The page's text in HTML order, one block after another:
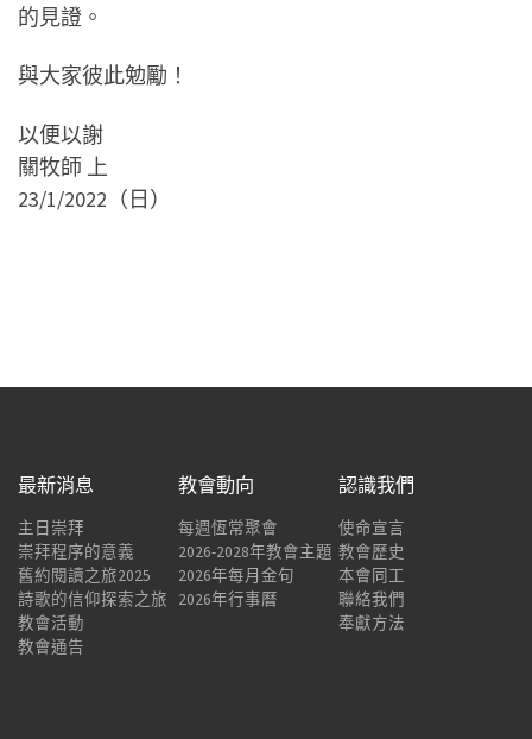
的見證。
與大家彼此勉勵！
以便以謝
關牧師 上
23/1/2022（日）
最新消息
主日崇拜
崇拜程序的意義
舊約閱讀之旅2025
詩歌的信仰探索之旅
教會活動
教會通告
教會動向
每週恆常聚會
2026-2028年教會主題
2026年每月金句
2026年行事曆
認識我們
使命宣言
教會歷史
本會同工
聯絡我們
奉獻方法